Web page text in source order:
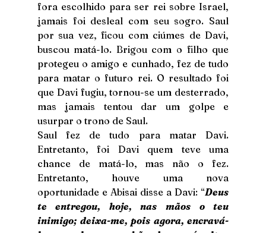
fora escolhido para ser rei sobre Israel,
jamais foi desleal com seu sogro. Saul
por sua vez, ficou com ciúmes de Davi,
buscou matá-lo. Brigou com o filho que
protegeu o amigo e cunhado, fez de tudo
para matar o futuro rei. O resultado foi
que Davi fugiu, tornou-se um desterrado,
mas jamais tentou dar um golpe e
usurpar o trono de Saul.
Saul fez de tudo para matar Davi.
Entretanto, foi Davi quem teve uma
chance de matá-lo, mas não o fez.
Entretanto, houve uma nova
oportunidade e Abisai disse a Davi: “Deus
te entregou, hoje, nas mãos o teu
inimigo; deixa-me, pois agora, encravá-